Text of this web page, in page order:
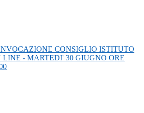
CONSIGLIO ISTITUTO
LINE - MARTEDI' 30 GIUGNO ORE